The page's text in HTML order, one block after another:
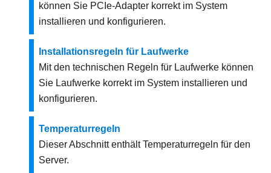
können Sie PCIe-Adapter korrekt im System
installieren und konfigurieren.
Installationsregeln für Laufwerke
Mit den technischen Regeln für Laufwerke können
Sie Laufwerke korrekt im System installieren und
konfigurieren.
Temperaturregeln
Dieser Abschnitt enthält Temperaturregeln für den
Server.